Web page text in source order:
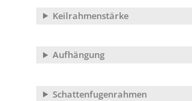
Keilrahmenstärke
Aufhängung
Schattenfugenrahmen